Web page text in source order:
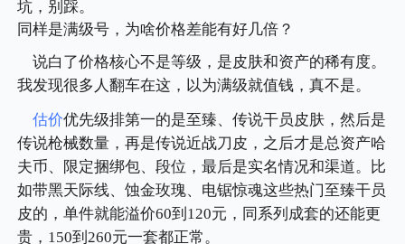
坑，别踩。
同样是满级号，为啥价格差能有好几倍？
说白了价格核心不是等级，是皮肤和资产的稀有度。
我发现很多人翻车在这，以为满级就值钱，真不是。
估价优先级排第一的是至臻、传说干员皮肤，然后是
传说枪械数量，再是传说近战刀皮，之后才是总资产哈
夫币、限定捆绑包、段位，最后是实名情况和渠道。比
如带黑天际线、蚀金玫瑰、电锯惊魂这些热门至臻干员
皮的，单件就能溢价60到120元，同系列成套的还能更
贵，150到260元一套都正常。